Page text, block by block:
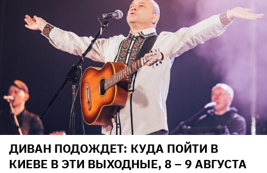
ДИВАН ПОДОЖДЕТ: КУДА ПОЙТИ В
КИЕВЕ В ЭТИ ВЫХОДНЫЕ, 8 – 9 АВГУСТА